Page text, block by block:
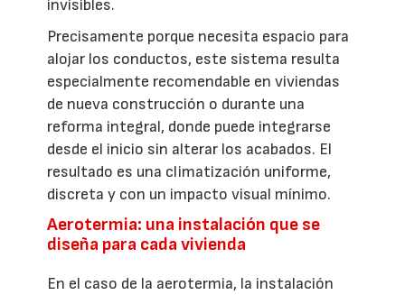
invisibles.
Precisamente porque necesita espacio para
alojar los conductos, este sistema resulta
especialmente recomendable en viviendas
de nueva construcción o durante una
reforma integral, donde puede integrarse
desde el inicio sin alterar los acabados. El
resultado es una climatización uniforme,
discreta y con un impacto visual mínimo.
Aerotermia: una instalación que se
diseña para cada vivienda
En el caso de la aerotermia, la instalación